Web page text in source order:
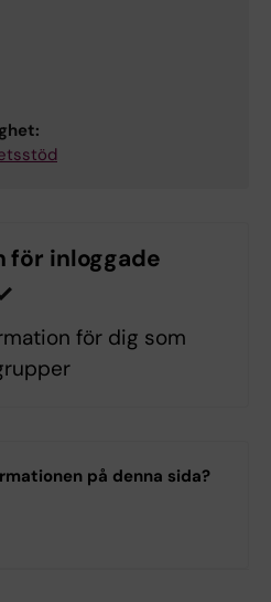
för inloggade
för dig som
på denna sida?